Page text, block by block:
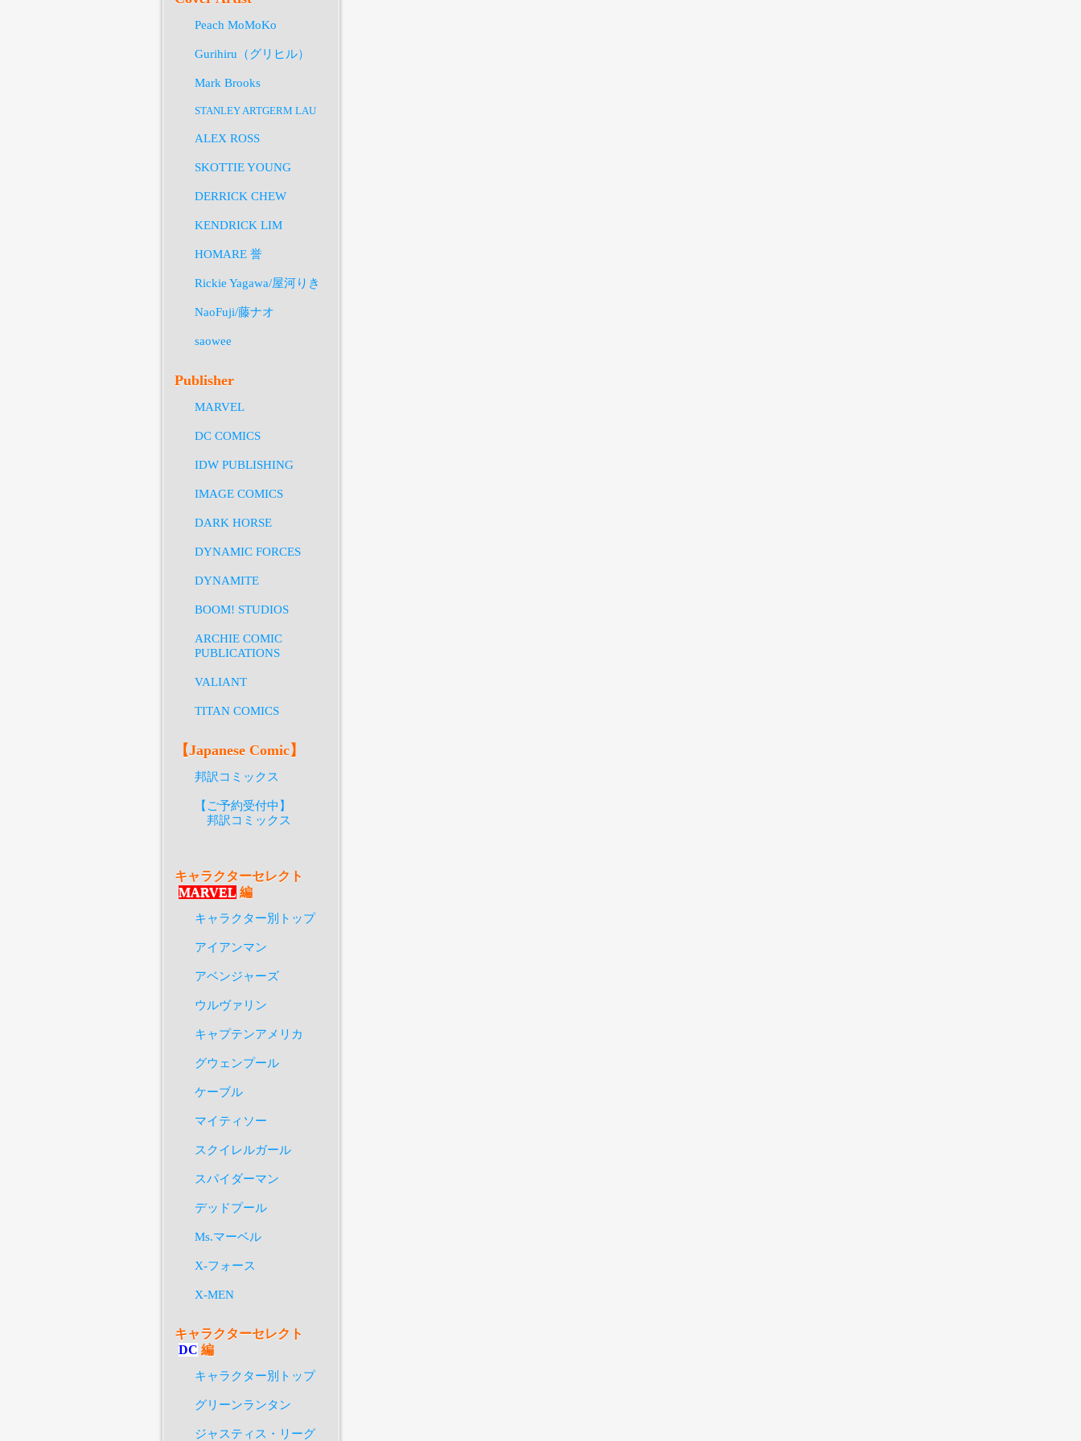
Peach MoMoKo
Gurihiru（グリヒル）
Mark Brooks
STANLEY ARTGERM LAU
ALEX ROSS
SKOTTIE YOUNG
DERRICK CHEW
KENDRICK LIM
HOMARE 誉
Rickie Yagawa/屋河りき
NaoFuji/藤ナオ
saowee
Publisher
MARVEL
DC COMICS
IDW PUBLISHING
IMAGE COMICS
DARK HORSE
DYNAMIC FORCES
DYNAMITE
BOOM! STUDIOS
ARCHIE COMIC
PUBLICATIONS
VALIANT
TITAN COMICS
【Japanese Comic】
邦訳コミックス
【ご予約受付中】
邦訳コミックス
キャラクターセレクト
MARVEL 編
キャラクター別トップ
アイアンマン
アベンジャーズ
ウルヴァリン
キャプテンアメリカ
グウェンプール
ケーブル
マイティソー
スクイレルガール
スパイダーマン
デッドプール
Ms.マーベル
X-フォース
X-MEN
キャラクターセレクト
DC 編
キャラクター別トップ
グリーンランタン
ジャスティス・リーグ